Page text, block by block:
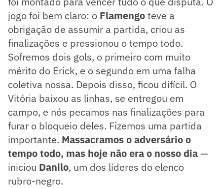
jogo foi bem claro: o Flamengoteve a
obrigação de assumir a partida, criou as
finalizações e pressionou o tempo todo.
Sofremos dois gols, o primeiro com muito
mérito do Erick, e o segundo em uma falha
coletiva nossa. Depois disso, ficou difícil. O
Vitória baixou as linhas, se entregou em
campo, e nós pecamos nas finalizações para
furar o bloqueio deles. Fizemos uma partida
importante. Massacramos o adversário o
tempo todo, mas hoje não era o nosso dia—
iniciou Danilo, um dos líderes do elenco
rubro-negro.